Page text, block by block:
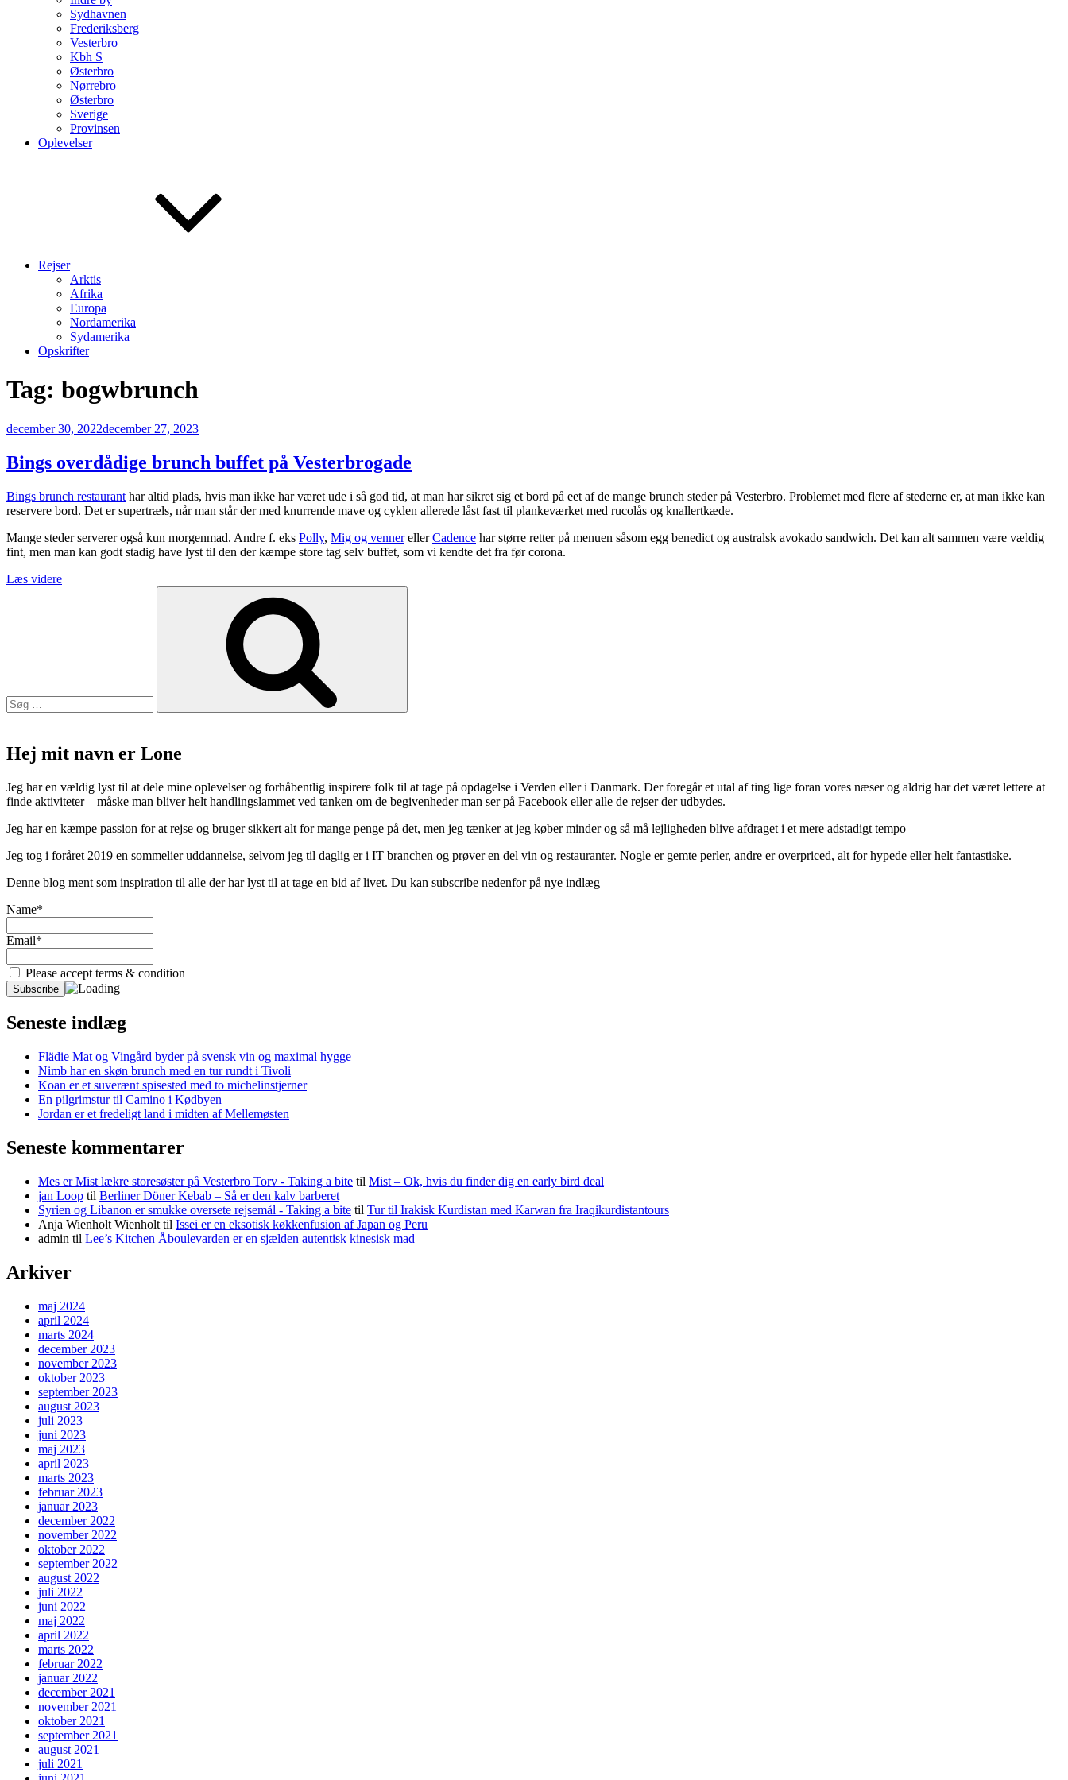
Sydhavnen
Frederiksberg
Vesterbro
Kbh S
Østerbro
Nørrebro
Østerbro
Sverige
Provinsen
Oplevelser
Rejser
Arktis
Afrika
Europa
Nordamerika
Sydamerika
Opskrifter
Tag: bogwbrunch
Udgivet
december 30, 2022december 27, 2023
Bings overdådige brunch buffet på Vesterbrogade
Bings brunch restaurant har altid plads, hvis man ikke har været ude i så god tid, at man har sikret sig et bord på eet af de mange brunch steder på Vesterbro. Problemet med flere af stederne er, at man ikke kan
reservere bord. Det er supertræls, når man står der med knurrende mave og cyklen allerede låst fast til plankeværket med rucolås og knallertkæde.
Mange steder serverer også kun morgenmad. Andre f. eks Polly, Mig og vennerellerCadence har større retter på menuen såsom egg benedict og australsk avokado sandwich. Det kan alt sammen være vældig
fint, men man kan godt stadig have lyst til den der kæmpe store tag selv buffet, som vi kendte det fra før corona.
Læs videre“Bings
Hej mit navn er Lone
Jeg har en vældig lyst til at dele mine oplevelser og forhåbentlig inspirere folk til at tage på opdagelse i Verden eller i Danmark. Der foregår et utal af ting lige foran vores næser og aldrig har det været lettere at
finde aktiviteter – måske man bliver helt handlingslammet ved tanken om de begivenheder man ser på Facebook eller alle de rejser der udbydes.
Jeg har en kæmpe passion for at rejse og bruger sikkert alt for mange penge på det, men jeg tænker at jeg køber minder og så må lejligheden blive afdraget i et mere adstadigt tempo
Jeg tog i foråret 2019 en sommelier uddannelse, selvom jeg til daglig er i IT branchen og prøver en del vin og restauranter. Nogle er gemte perler, andre er overpriced, alt for hypede eller helt fantastiske.
Denne blog ment som inspiration til alle der har lyst til at tage en bid af livet. Du kan subscribe nedenfor på nye indlæg
Name*
Email*
Please accept terms & condition
Seneste indlæg
Flädie Mat og Vingård byder på svensk vin og maximal hygge
Nimb har en skøn brunch med en tur rundt i Tivoli
Koan er et suverænt spisested med to michelinstjerner
En pilgrimstur til Camino i Kødbyen
Jordan er et fredeligt land i midten af Mellemøsten
Seneste kommentarer
Mes er Mist lækre storesøster på Vesterbro Torv - Taking a bite til Mist – Ok, hvis du finder dig en early bird deal
jan Loop til Berliner Döner Kebab – Så er den kalv barberet
Syrien og Libanon er smukke oversete rejsemål - Taking a bite til Tur til Irakisk Kurdistan med Karwan fra Iraqikurdistantours
Anja Wienholt Wienholt til Issei er en eksotisk køkkenfusion af Japan og Peru
admin til Lee’s Kitchen Åboulevarden er en sjælden autentisk kinesisk mad
Arkiver
maj 2024
april 2024
marts 2024
december 2023
november 2023
oktober 2023
september 2023
august 2023
juli 2023
juni 2023
maj 2023
april 2023
marts 2023
februar 2023
januar 2023
december 2022
november 2022
oktober 2022
september 2022
august 2022
juli 2022
juni 2022
maj 2022
april 2022
marts 2022
februar 2022
januar 2022
december 2021
november 2021
oktober 2021
september 2021
august 2021
juli 2021